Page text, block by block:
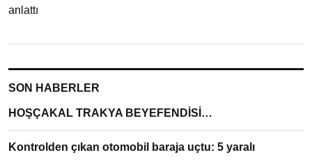
anlattı
SON HABERLER
HOŞÇAKAL TRAKYA BEYEFENDİSİ…
Kontrolden çıkan otomobil baraja uçtu: 5 yaralı